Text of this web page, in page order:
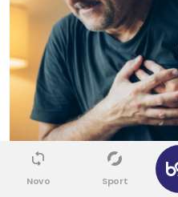
KARDIOLOG UPOZORAVA
Novo Sport
✕